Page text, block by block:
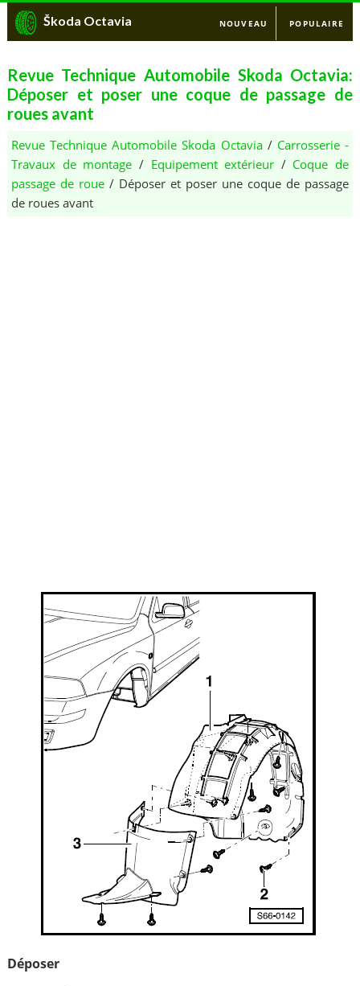
Škoda Octavia NOUVEAU POPULAIRE
Revue Technique Automobile Skoda Octavia:
Déposer et poser une coque de passage de
roues avant
Revue Technique Automobile Skoda Octavia/ Carrosserie -
Travaux de montage / Equipement extérieur / Coque de
passage de roue/ Déposer et poser une coque de passage
de roues avant
Déposer